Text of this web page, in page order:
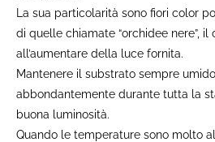
La sua particolarità sono fiori color
di quelle chiamate “orchidee nere”,
all’aumentare della luce fornita.
Mantenere il substrato sempre
abbondantemente durante tutta la
buona luminosità.
Quando le temperature sono molto